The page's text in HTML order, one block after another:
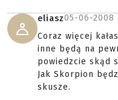
eliasz05-06-2008
Coraz więcej
inne będą na
powiedzcie skąd
Jak Skorpion
skusze.